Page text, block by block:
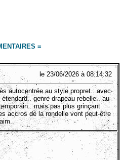
=
le 23/06/2026 à 08:14:32
autocentrée au style propret.. avec
genre drapeau rebelle.. au
mais pas plus grinçant
accros de la rondelle vont peut-être